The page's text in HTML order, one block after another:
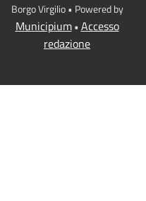
Borgo Virgilio • Powered by
Municipium• Accesso
redazione